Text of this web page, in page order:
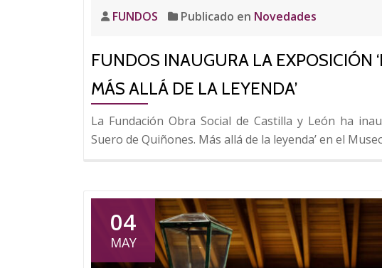
FUNDOS Publicado en Novedades
FUNDOS INAUGURA LA EXPOSICIÓN
MÁS ALLÁ DE LA LEYENDA’
La Fundación Obra Social de Castilla y León ha
Suero de Quiñones. Más allá de la leyenda’ en el
04
MAY